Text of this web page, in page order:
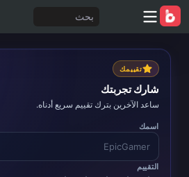
بحث
تقييمك
شارك تجربتك
ساعد الآخرين بترك تقييم سريع أدناه.
اسمك
التقييم